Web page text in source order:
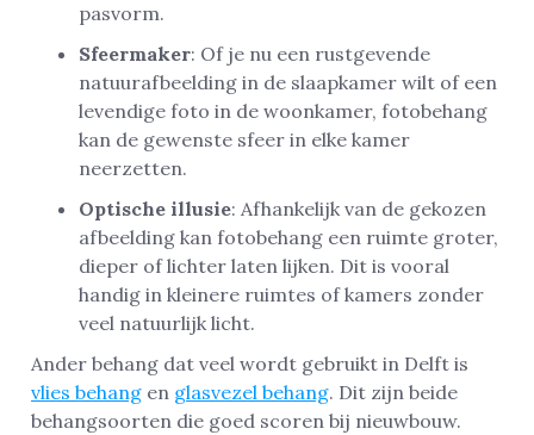
pasvorm.
Sfeermaker: Of je nu een rustgevende
natuurafbeelding in de slaapkamer wilt of een
levendige foto in de woonkamer, fotobehang
kan de gewenste sfeer in elke kamer
neerzetten.
Optische illusie: Afhankelijk van de gekozen
afbeelding kan fotobehang een ruimte groter,
dieper of lichter laten lijken. Dit is vooral
handig in kleinere ruimtes of kamers zonder
veel natuurlijk licht.
Ander behang dat veel wordt gebruikt in Delft is
vlies behang en glasvezel behang. Dit zijn beide
behangsoorten die goed scoren bij nieuwbouw.